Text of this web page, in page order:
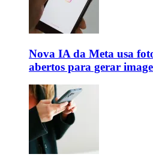
Nova IA da Meta usa
abertos para gerar